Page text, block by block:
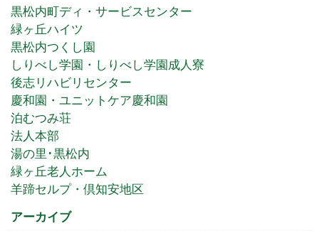
黒松内町ディ・サービスセンター
緑ヶ丘ハイツ
黒松内つくし園
しりべし学園・しりべし学園成人寮
後志リハビリセンター
慶和園・ユニットケア慶和園
泊むつみ荘
法人本部
湯の里･黒松内
緑ヶ丘老人ホーム
羊蹄セルプ・倶知安地区
アーカイブ